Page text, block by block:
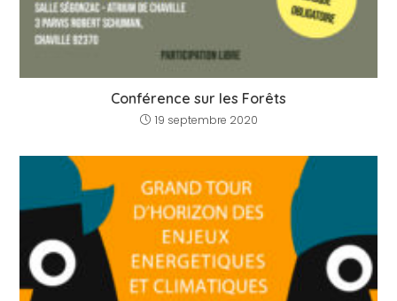
Conférence sur les Forêts
19 septembre 2020